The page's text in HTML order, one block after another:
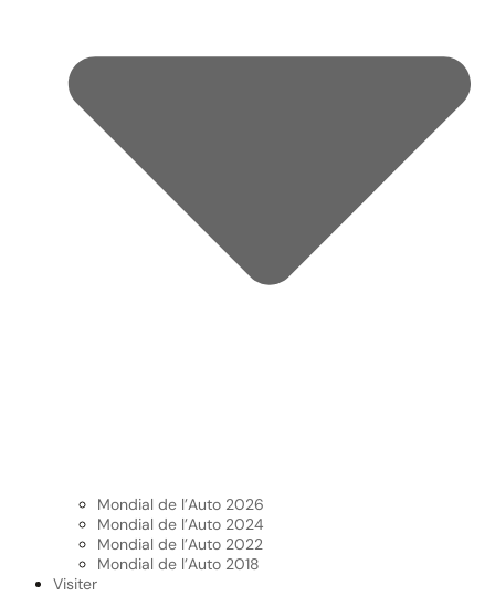
Mondial de l’Auto 2026
Mondial de l’Auto 2024
Mondial de l’Auto 2022
Mondial de l’Auto 2018
Visiter